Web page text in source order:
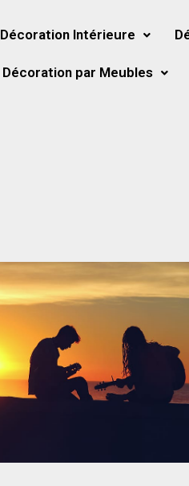
Décoration Intérieure
Décoration par Meubles